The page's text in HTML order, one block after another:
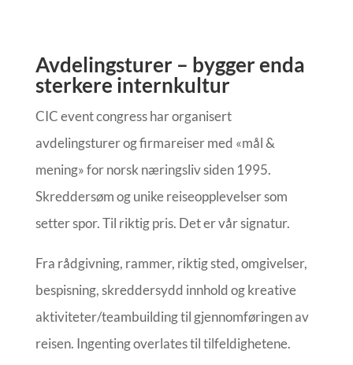
Avdelingsturer – bygger enda
sterkere internkultur
CIC event congress har organisert
avdelingsturer og firmareiser med «mål &
mening» for norsk næringsliv siden 1995.
Skreddersøm og unike reiseopplevelser som
setter spor. Til riktig pris. Det er vår signatur.
Fra rådgivning, rammer, riktig sted, omgivelser,
bespisning, skreddersydd innhold og kreative
aktiviteter/teambuilding til gjennomføringen av
reisen. Ingenting overlates til tilfeldighetene.